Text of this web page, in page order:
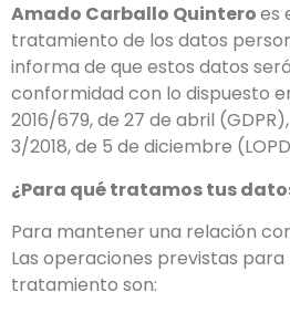
Amado Carballo Quinteroes
tratamiento de los datos
informa de que estos datos
conformidad con lo dispuesto
2016/679, de 27 de abril
3/2018, de 5 de diciembre
¿Para qué tratamos tus
Para mantener una relación
Las operaciones previstas para
tratamiento son: